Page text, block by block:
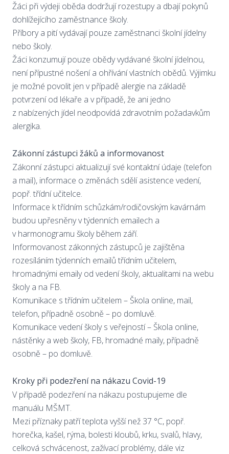
Žáci při výdeji oběda dodržují rozestupy a dbají pokynů
dohlížejícího zaměstnance školy.
Příbory a pití vydávají pouze zaměstnanci školní jídelny
nebo školy.
Žáci konzumují pouze obědy vydávané školní jídelnou,
není přípustné nošení a ohřívání vlastních obědů. Výjimku
je možné povolit jen v případě alergie na základě
potvrzení od lékaře a v případě, že ani jedno
z nabízených jídel neodpovídá zdravotním požadavkům
alergika.
Zákonní zástupci žáků a informovanost
Zákonní zástupci aktualizují své kontaktní údaje (telefon
a mail), informace o změnách sdělí asistence vedení,
popř. třídní učitelce.
Informace k třídním schůzkám/rodičovským kavárnám
budou upřesněny v týdenních emailech a
v harmonogramu školy během září.
Informovanost zákonných zástupců je zajištěna
rozesíláním týdenních emailů třídním učitelem,
hromadnými emaily od vedení školy, aktualitami na webu
školy a na FB.
Komunikace s třídním učitelem – Škola online, mail,
telefon, případně osobně – po domluvě.
Komunikace vedení školy s veřejností – Škola online,
nástěnky a web školy, FB, hromadné maily, případně
osobně – po domluvě.
Kroky při podezření na nákazu Covid-19
V případě podezření na nákazu postupujeme dle
manuálu MŠMT.
Mezi příznaky patří teplota vyšší než 37 °C, popř.
horečka, kašel, rýma, bolesti kloubů, krku, svalů, hlavy,
celková schvácenost, zažívací problémy, dále viz